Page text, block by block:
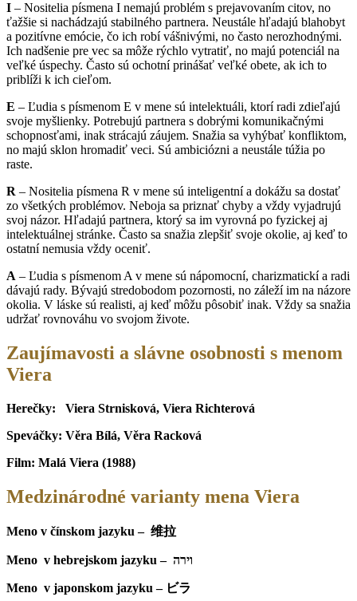
I – Nositelia písmena I nemajú problém s prejavovaním citov, no
ťažšie si nachádzajú stabilného partnera. Neustále hľadajú blahobyt
a pozitívne emócie, čo ich robí vášnivými, no často nerozhodnými.
Ich nadšenie pre vec sa môže rýchlo vytratiť, no majú potenciál na
veľké úspechy. Často sú ochotní prinášať veľké obete, ak ich to
priblíži k ich cieľom.
E – Ľudia s písmenom E v mene sú intelektuáli, ktorí radi zdieľajú
svoje myšlienky. Potrebujú partnera s dobrými komunikačnými
schopnosťami, inak strácajú záujem. Snažia sa vyhýbať konfliktom,
no majú sklon hromadiť veci. Sú ambiciózni a neustále túžia po
raste.
R – Nositelia písmena R v mene sú inteligentní a dokážu sa dostať
zo všetkých problémov. Neboja sa priznať chyby a vždy vyjadrujú
svoj názor. Hľadajú partnera, ktorý sa im vyrovná po fyzickej aj
intelektuálnej stránke. Často sa snažia zlepšiť svoje okolie, aj keď to
ostatní nemusia vždy oceniť.
A – Ľudia s písmenom A v mene sú nápomocní, charizmatickí a radi
dávajú rady. Bývajú stredobodom pozornosti, no záleží im na názore
okolia. V láske sú realisti, aj keď môžu pôsobiť inak. Vždy sa snažia
udržať rovnováhu vo svojom živote.
Zaujímavosti a slávne osobnosti s menom
Viera
Herečky: Viera Strnisková, Viera Richterová
Speváčky: Věra Bílá, Věra Racková
Film: Malá Viera (1988)
Medzinárodné varianty mena Viera
Meno v čínskom jazyku – 维拉
Meno v hebrejskom jazyku – וירה
Meno v japonskom jazyku – ビラ